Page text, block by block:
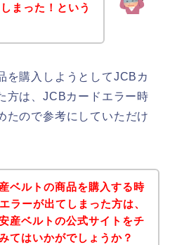
まった！という
を購入しようとしてJCBカ
方は、JCBカードエラー時
たので参考にしていただけ
ベルトの商品を購入する時
ラーが出てしまった方は、
産ベルトの公式サイトをチ
てはいかがでしょうか？